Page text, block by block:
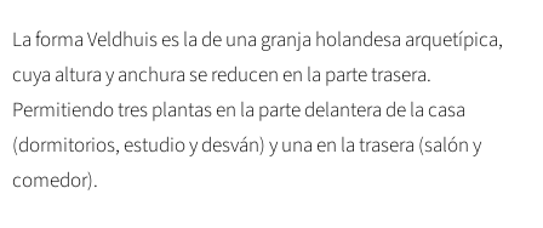
La forma Veldhuis es la de una granja holandesa arquetípica,
cuya altura y anchura se reducen en la parte trasera.
Permitiendo tres plantas en la parte delantera de la casa
(dormitorios, estudio y desván) y una en la trasera (salón y
comedor).